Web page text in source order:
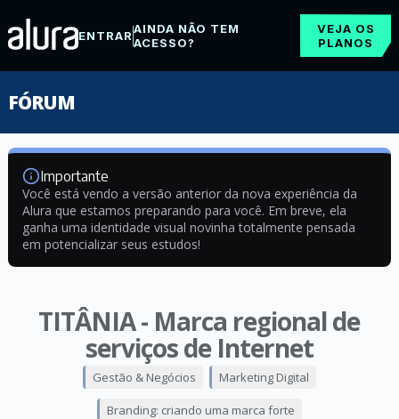
ENTRARAINDA NÃO TEM
ACESSO?
VEJA OS
PLANOS
FÓRUM
Importante
Você está vendo a versão anterior da nova experiência da
Alura que estamos preparando para você. Em breve, ela
ganha uma identidade visual novinha totalmente pensada
em potencializar seus estudos!
TITÂNIA - Marca regional de
serviços de Internet
Gestão & Negócios Marketing Digital
Branding: criando uma marca forte